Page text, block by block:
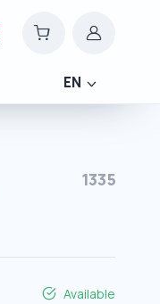
EN
1335
Available